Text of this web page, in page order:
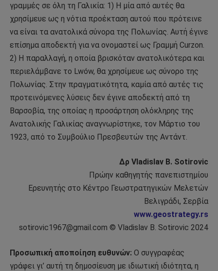
γραμμές σε όλη τη Γαλικία: 1) Η μία από αυτές θα
χρησίμευε ως η νότια προέκταση αυτού που πρότεινε
να είναι τα ανατολικά σύνορα της Πολωνίας. Αυτή έγινε
επίσημα αποδεκτή για να ονομαστεί ως Γραμμή Curzon.
2) Η παραλλαγή, η οποία βρισκόταν ανατολικότερα και
περιελάμβανε το Lwów, θα χρησίμευε ως σύνορο της
Πολωνίας. Στην πραγματικότητα, καμία από αυτές τις
προτεινόμενες λύσεις δεν έγινε αποδεκτή από τη
Βαρσοβία, της οποίας η προσάρτηση ολόκληρης της
Ανατολικής Γαλικίας αναγνωρίστηκε, τον Μάρτιο του
1923, από το Συμβούλιο Πρεσβευτών της Αντάντ.
Δρ Vladislav B. Sotirovic
Πρώην καθηγητής πανεπιστημίου
Ερευνητής στο Κέντρο Γεωστρατηγικών Μελετών
Βελιγράδι, Σερβία
www.geostrategy.rs
sotirovic1967@gmail.com © Vladislav B. Sotirovic 2024
Προσωπική αποποίηση ευθυνών: Ο συγγραφέας
γράφει γι’ αυτή τη δημοσίευση με ιδιωτική ιδιότητα, η